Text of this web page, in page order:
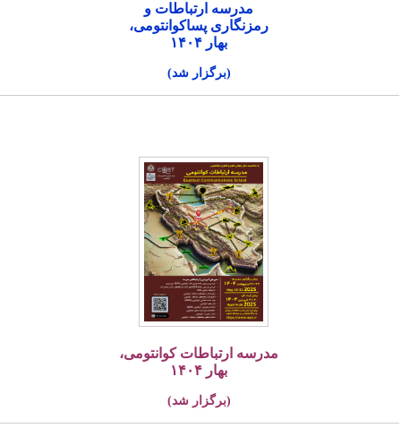
مدرسه ارتباطات و
رمزنگاری پساکوانتومی،
بهار ۱۴۰۴
(برگزار شد)
مدرسه ارتباطات کوانتومی،
بهار ۱۴۰۴
(برگزار شد)